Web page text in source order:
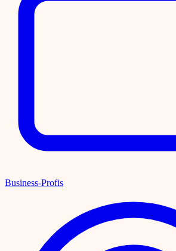
Business-Profis